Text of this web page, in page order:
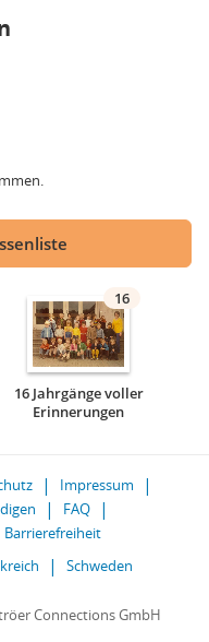
16
16 Jahrgänge voller
Erinnerungen
Impressum
FAQ
Barrierefreiheit
Schweden
Connections GmbH